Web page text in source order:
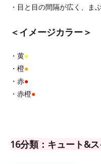
・目と目の間隔が広く、ま
＜イメージカラー＞
・黄●
・橙●
・赤●
・赤橙●
16分類：キュート&